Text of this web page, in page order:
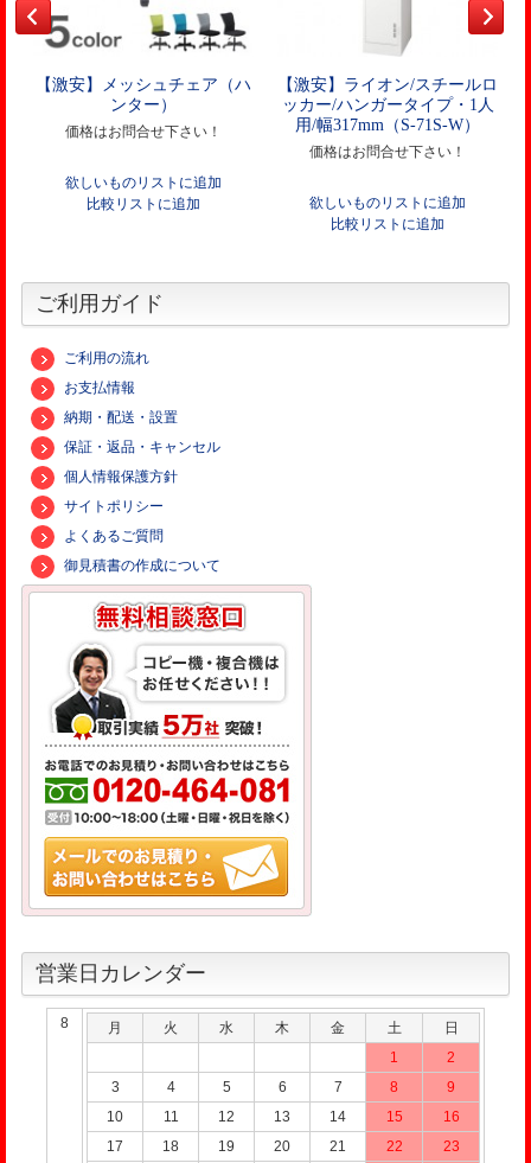
【激安】メッシュチェア（ハ
ンター）
価格はお問合せ下さい！
欲しいものリストに追加
比較リストに追加
【激安】ライオン/スチールロ
ッカー/ハンガータイプ・1人
用/幅317mm（S-71S-W）
価格はお問合せ下さい！
欲しいものリストに追加
比較リストに追加
ご利用ガイド
ご利用の流れ
お支払情報
納期・配送・設置
保証・返品・キャンセル
個人情報保護方針
サイトポリシー
よくあるご質問
御見積書の作成について
営業日カレンダー
8 月 火 水 木 金 土
日
1
2
3
4 5 6 7 8
9
10
11 12 13 14 15
16
17
18 19 20 21 22
23